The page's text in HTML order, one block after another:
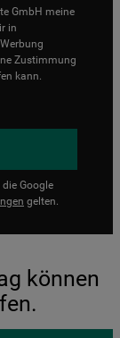
GmbH meine
in
Zustimmung
kann.
Google
gelten.
können